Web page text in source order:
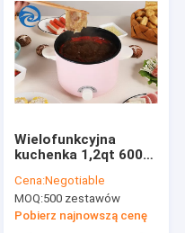
Wielofunkcyjna
kuchenka 1,2qt 600W,
wielofunkcyjna
kuchenka 1,2L
Cena:Negotiable
MOQ:500 zestawów
Pobierz najnowszą cenę